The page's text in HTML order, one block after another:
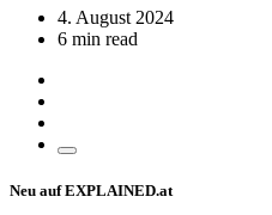
4. August 2024
6 min read
Neu auf EXPLAINED.at